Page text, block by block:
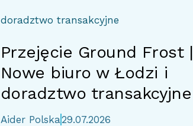
doradztwo transakcyjne
Przejęcie Ground Frost |
Nowe biuro w Łodzi i
doradztwo transakcyjne
Aider Polska29.07.2026